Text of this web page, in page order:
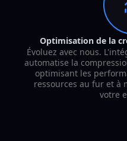
Optimisation de la
Évoluez avec nous.
automatise la
optimisant les
ressources au fur et à
votre